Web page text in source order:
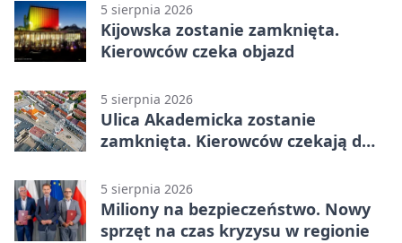
5 sierpnia 2026
Kijowska zostanie zamknięta.
Kierowców czeka objazd
5 sierpnia 2026
Ulica Akademicka zostanie
zamknięta. Kierowców czekają dwa
5 sierpnia 2026
Miliony na bezpieczeństwo. Nowy
sprzęt na czas kryzysu w regionie